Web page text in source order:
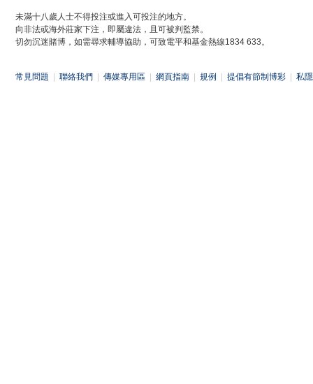
未滿十八歲人士不得投注或進入可投注的地方。
向非法或海外莊家下注，即屬違法，且可被判監禁。
切勿沉迷賭博，如需尋求輔導協助，可致電平和基金熱線1834 633。
常見問題 聯絡我們 傳媒專用區 網頁指南 規例 提倡有節制博彩 私